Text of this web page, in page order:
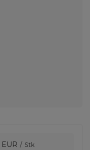
/ Stk